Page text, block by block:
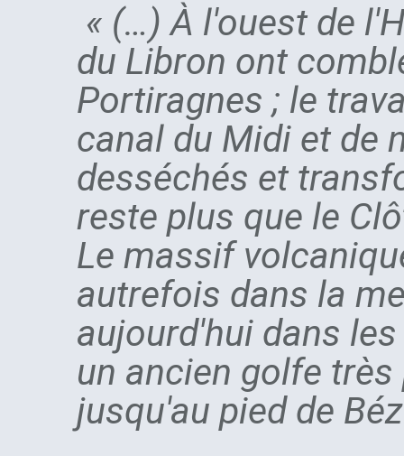
« (…) À l'ouest de
du Libron ont
Portiragnes ; le
canal du Midi et de
desséchés et
reste plus que le
Le massif
autrefois dans la
aujourd'hui dans
un ancien golfe
jusqu'au pied de